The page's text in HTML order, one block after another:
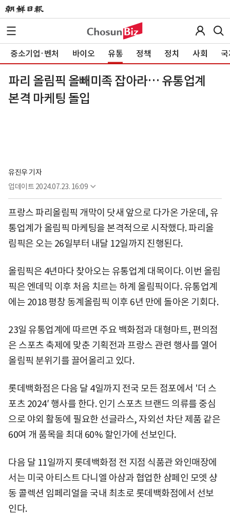
중소기업·벤처 바이오 유통 정책 정치 사회
파리 올림픽 올빼미족 잡아라… 유통업계
본격 마케팅 돌입
유진우 기자
업데이트 2024.07.23. 16:09
프랑스 파리올림픽 개막이 닷새 앞으로 다가온 가운데, 유
통업계가 올림픽 마케팅을 본격적으로 시작했다. 파리올
림픽은 오는 26일부터 내달 12일까지 진행된다.
올림픽은 4년마다 찾아오는 유통업계 대목이다. 이번 올림
픽은 엔데믹 이후 처음 치르는 하계 올림픽이다. 유통업계
에는 2018 평창 동계올림픽 이후 6년 만에 돌아온 기회다.
23일 유통업계에 따르면 주요 백화점과 대형마트, 편의점
은 스포츠 축제에 맞춘 기획전과 프랑스 관련 행사를 열어
올림픽 분위기를 끌어올리고 있다.
롯데백화점은 다음 달 4일까지 전국 모든 점포에서 '더 스
포츠 2024′ 행사를 한다. 인기 스포츠 브랜드 의류를 중심
으로 야외 활동에 필요한 선글라스, 자외선 차단 제품 같은
60여 개 품목을 최대 60% 할인가에 선보인다.
다음 달 11일까지 롯데백화점 전 지점 식품관 와인매장에
서는 미국 아티스트 다니엘 아샴과 협업한 샴페인 모엣 샹
동 콜렉션 임페리얼을 국내 최초로 롯데백화점에서 선보
인다.